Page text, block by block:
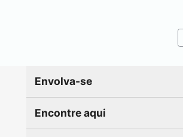
Envolva-se
Encontre aqui